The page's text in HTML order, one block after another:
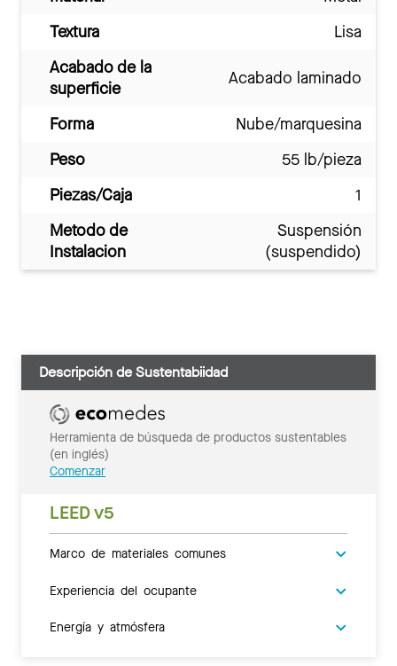
Textura
Lisa
Acabado de la
superficie
Acabado laminado
Forma
Nube/marquesina
Peso
55 lb/pieza
Piezas/Caja
1
Metodo de
Instalacion
Suspensión
(suspendido)
Descripción de Sustentabiidad
Herramienta de búsqueda de productos sustentables
(en inglés)
Comenzar
LEED v5
Marco de materiales comunes
Experiencia del ocupante
Energía y atmósfera